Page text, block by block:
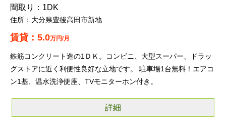
1DK
大分県豊後高田市新地
5.0万円/月
鉄筋コンクリート造の1ＤＫ。コンビニ、大型スーパー、ドラッ
グストアに近く利便性良好な立地です。 駐車場1台無料！エアコ
ン1基、温水洗浄便座、TVモニターホン付き。
詳細